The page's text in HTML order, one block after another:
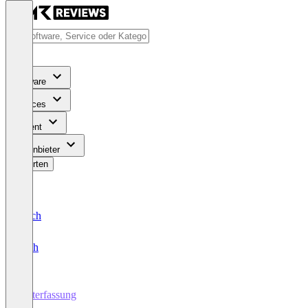
Software
Services
Content
Für Anbieter
Bewerten
Deutsch
English
Zeiterfassung